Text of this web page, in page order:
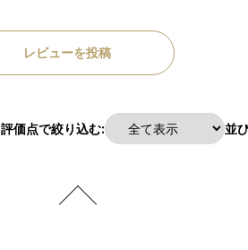
レビューを投稿
評価点で絞り込む: 並